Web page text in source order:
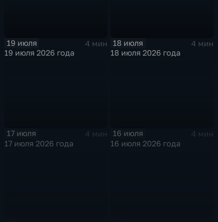
19 июля
4 мин
19 июля 2026 года
18 июля
4 мин
18 июля 2026 года
17 июля
4 мин
17 июля 2026 года
16 июля
4 мин
16 июля 2026 года